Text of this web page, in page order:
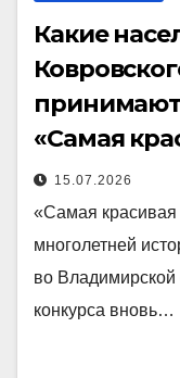
Какие
принимают
«Самая
15.07.2026
«Самая
многолетней
во Владимирской
конкурса вновь…